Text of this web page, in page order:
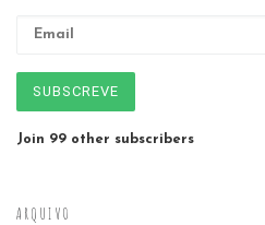
SUBSCREVE
Join 99 other subscribers
ARQUIVO